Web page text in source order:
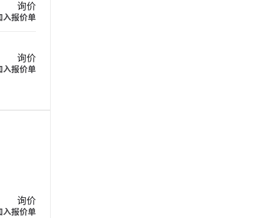
询价
入报价单
询价
入报价单
询价
入报价单